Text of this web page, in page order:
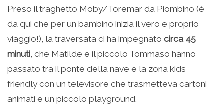
Preso il traghetto Moby/Toremar da Piombino (è
da qui che per un bambino inizia il vero e proprio
viaggio!), la traversata ci ha impegnato circa 45
minuti , che Matilde e il piccolo Tommaso hanno
passato tra il ponte della nave e la zona kids
friendly con un televisore che trasmetteva cartoni
animati e un piccolo playground.